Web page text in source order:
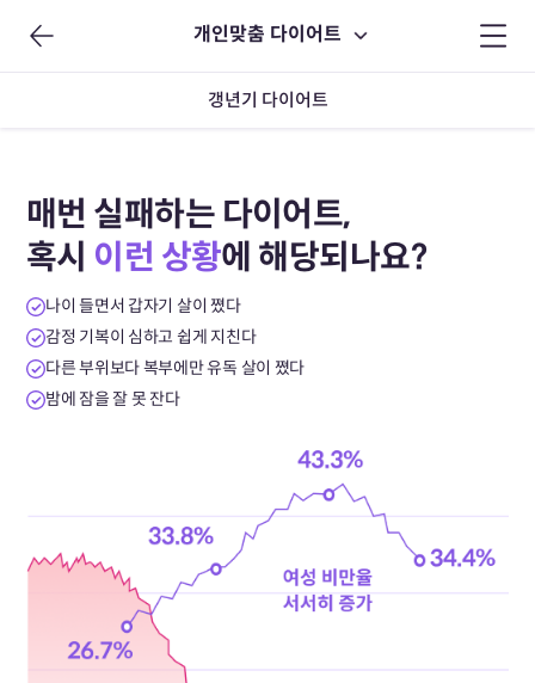
개인맞춤 다이어트
갱년기 다이어트
매번 실패하는 다이어트,
혹시 이런 상황에 해당되나요?
나이 들면서 갑자기 살이 쪘다
감정 기복이 심하고 쉽게 지친다
다른 부위보다 복부에만 유독 살이 쪘다
밤에 잠을 잘 못 잔다